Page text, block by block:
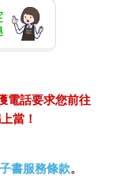
電話要求您前往
當！
書服務條款。